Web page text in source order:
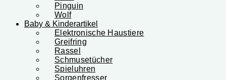
Pinguin
Wolf
Baby & Kinderartikel
Elektronische Haustiere
Greifring
Rassel
Schmusetücher
Spieluhren
Sorgenfresser